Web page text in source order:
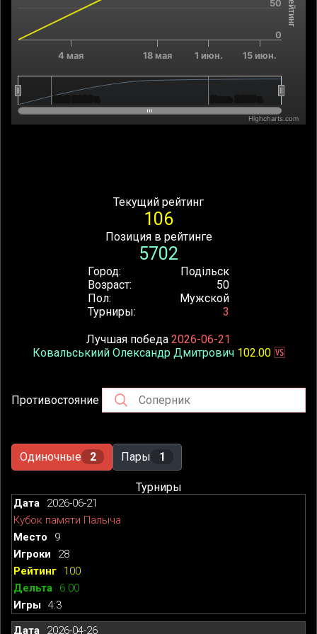
4 мая 18 мая 1 июн. 15 июн.
Май 2026 г.
Май 2026 г.
0
50
Highcharts.com
End of interactive chart.
Город
Подільск
Возраст
50
Пол
Мужской
Турниры
3
Текущий рейтинг
106
Позиция в рейтинге
5702
Лучшая победа 2026-06-21
Ковальськиий Олександр Дмитрович 102.00 🆚
Противостояние
Одиночные 2 Пары 1
Турниры
2026-06-21
Кубок памяти Палыча
9
28
100
6.00
4:3
2026-04-26